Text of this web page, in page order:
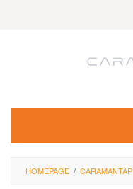
HOMEPAGE / CARAMANTAP